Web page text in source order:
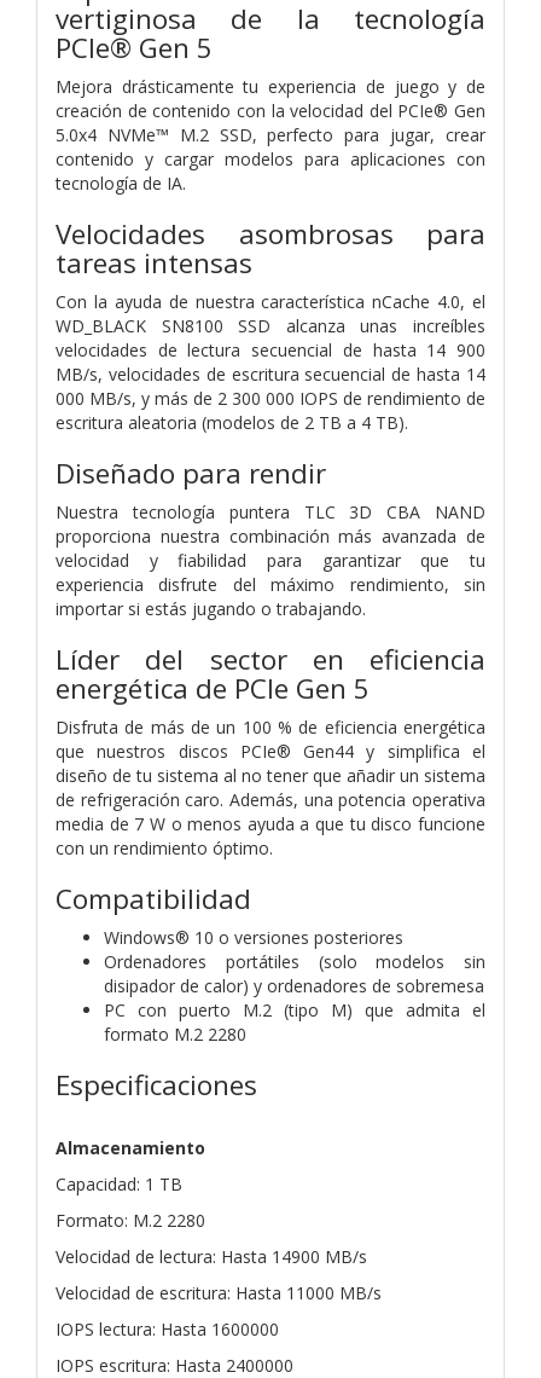
vertiginosa de la tecnología
PCIe® Gen 5
Mejora drásticamente tu experiencia de juego y de
creación de contenido con la velocidad del PCIe® Gen
5.0x4 NVMe™ M.2 SSD, perfecto para jugar, crear
contenido y cargar modelos para aplicaciones con
tecnología de IA.
Velocidades asombrosas para
tareas intensas
Con la ayuda de nuestra característica nCache 4.0, el
WD_BLACK SN8100 SSD alcanza unas increíbles
velocidades de lectura secuencial de hasta 14 900
MB/s, velocidades de escritura secuencial de hasta 14
000 MB/s, y más de 2 300 000 IOPS de rendimiento de
escritura aleatoria (modelos de 2 TB a 4 TB).
Diseñado para rendir
Nuestra tecnología puntera TLC 3D CBA NAND
proporciona nuestra combinación más avanzada de
velocidad y fiabilidad para garantizar que tu
experiencia disfrute del máximo rendimiento, sin
importar si estás jugando o trabajando.
Líder del sector en eficiencia
energética de PCIe Gen 5
Disfruta de más de un 100 % de eficiencia energética
que nuestros discos PCIe® Gen44 y simplifica el
diseño de tu sistema al no tener que añadir un sistema
de refrigeración caro. Además, una potencia operativa
media de 7 W o menos ayuda a que tu disco funcione
con un rendimiento óptimo.
Compatibilidad
Windows® 10 o versiones posteriores
Ordenadores portátiles (solo modelos sin
disipador de calor) y ordenadores de sobremesa
PC con puerto M.2 (tipo M) que admita el
formato M.2 2280
Especificaciones
Almacenamiento
Capacidad: 1 TB
Formato: M.2 2280
Velocidad de lectura: Hasta 14900 MB/s
Velocidad de escritura: Hasta 11000 MB/s
IOPS lectura: Hasta 1600000
IOPS escritura: Hasta 2400000